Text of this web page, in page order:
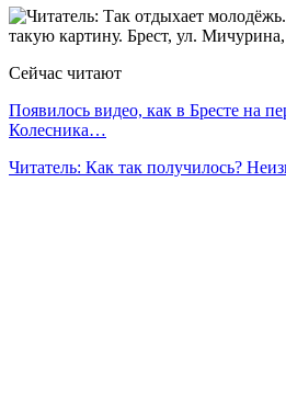
Сейчас читают
Появилось видео, как в Бресте на
Колесника…
Читатель: Как так получилось?